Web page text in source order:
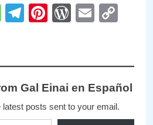
WhatsApp
Telegram
PinterestEmail
Gal Einai en Español
latest posts sent to your email.